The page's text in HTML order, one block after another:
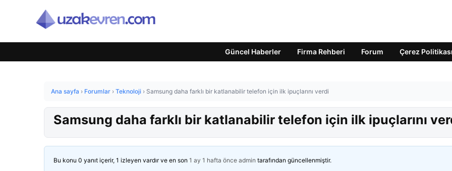
Güncel Haberler Firma Rehberi Forum Çerez Politikası
Ana sayfa › Forumlar › Teknoloji › Samsung daha farklı bir katlanabilir telefon için ilk ipuçlarını verdi
Samsung daha farklı bir katlanabilir telefon için ilk ipuçlarını
Bu konu 0 yanıt içerir, 1 izleyen vardır ve en son 1 ay 1 hafta önce admin tarafından güncellenmiştir.